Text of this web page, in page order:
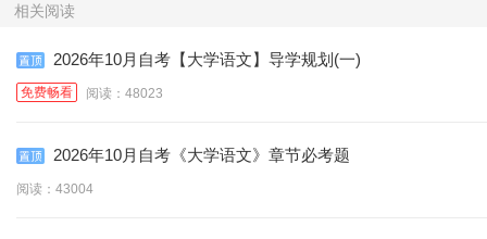
相关阅读
2026年10月自考【大学语文】导学规划(一)
免费畅看 阅读：48023
2026年10月自考《大学语文》章节必考题
阅读：43004